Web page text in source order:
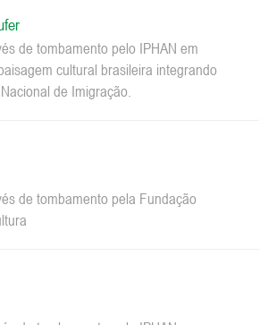
de tombamento pelo IPHAN em
cultural brasileira integrando
de Imigração.
de tombamento pela Fundação